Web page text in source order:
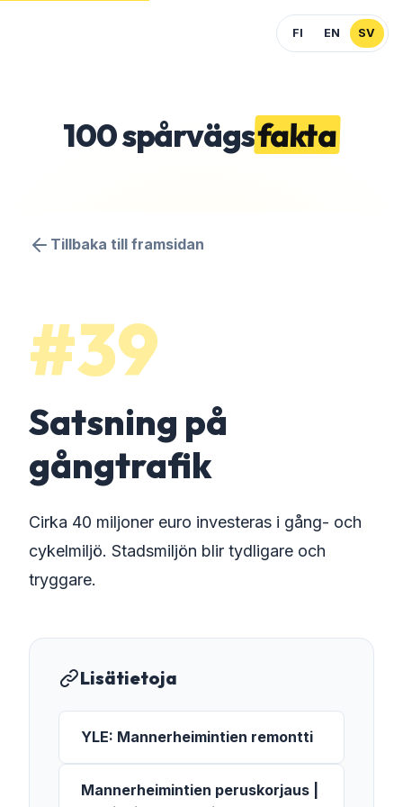
FI EN SV
100spårvägsfakta
Tillbaka till framsidan
#39
Satsning på
gångtrafik
Cirka 40 miljoner euro investeras i gång- och
cykelmiljö. Stadsmiljön blir tydligare och
tryggare.
Lisätietoja
YLE: Mannerheimintien remontti
Mannerheimintien peruskorjaus |